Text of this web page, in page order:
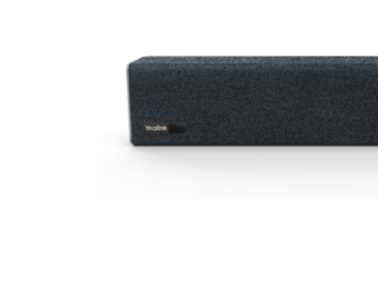
安装桌面版
下载中心
联系我们
+1.888.799.9666 /